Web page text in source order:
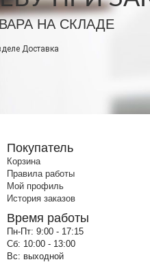
НА СКЛАДЕ
Доставка
Покупатель
Корзина
Правила работы
Мой профиль
История заказов
Время работы
Пн-Пт: 9:00 - 17:15
Сб: 10:00 - 13:00
Вс: выходной